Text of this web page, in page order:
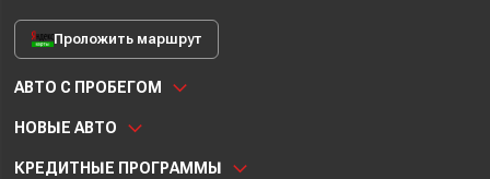
Проложить маршрут
АВТО С ПРОБЕГОМ
НОВЫЕ АВТО
КРЕДИТНЫЕ ПРОГРАММЫ